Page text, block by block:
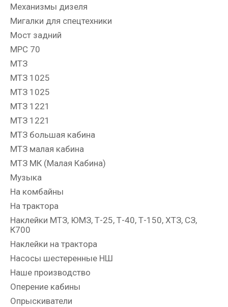
Механизмы дизеля
Мигалки для спецтехники
Мост задний
МРС 70
МТЗ
МТЗ 1025
МТЗ 1025
МТЗ 1221
МТЗ 1221
МТЗ большая кабина
МТЗ малая кабина
МТЗ МК (Малая Кабина)
Музыка
На комбайны
На трактора
Наклейки МТЗ, ЮМЗ, Т-25, Т-40, Т-150, ХТЗ, СЗ,
К700
Наклейки на трактора
Насосы шестеренные НШ
Наше производство
Оперение кабины
Опрыскиватели